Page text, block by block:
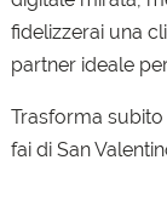
fidelizzerai una
partner ideale
Trasforma
fai di San